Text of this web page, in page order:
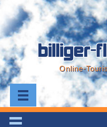
Online-